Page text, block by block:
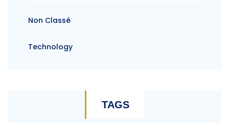
Non Classé
Technology
TAGS